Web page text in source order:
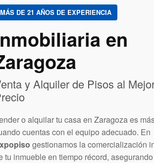
MÁS DE 21 AÑOS DE EXPERIENCIA
en
y Alquiler de Pisos al
o alquilar tu casa en Zaragoza es
cuentas con el equipo adecuado. En
gestionamos la comercialización
tu inmueble en tiempo récord,